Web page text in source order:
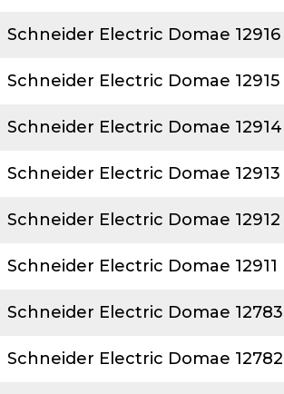
Schneider Electric Domae 12916
Schneider Electric Domae 12915
Schneider Electric Domae 12914
Schneider Electric Domae 12913
Schneider Electric Domae 12912
Schneider Electric Domae 12911
Schneider Electric Domae 12783
Schneider Electric Domae 12782